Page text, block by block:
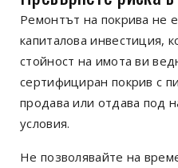
Ремонтът на покрива не
капиталова инвестиция,
стойност на имота ви
сертифициран покрив с
продава или отдава под
условия.
Не позволявайте на